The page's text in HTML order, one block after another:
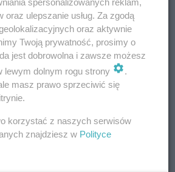
ulepszanie usług. Za zgodą
oraz aktywnie
Twoją prywatność, prosimy o
jest dobrowolna i zawsze możesz
lewym dolnym rogu strony
.
masz prawo sprzeciwić się
korzystać z naszych serwisów
znajdziesz w Polityce